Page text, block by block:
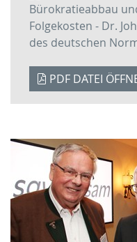
Bürokratieabbau
Folgekosten - Dr.
des deutschen
PDF DATEI